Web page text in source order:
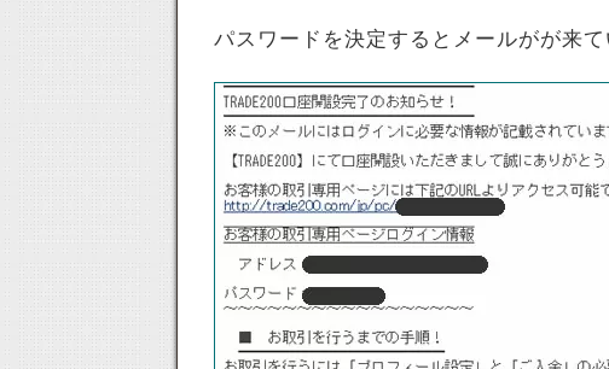
パスワードを決定するとメールがが来て